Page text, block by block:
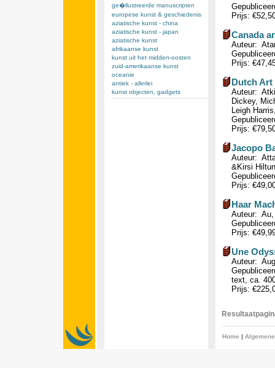
ge�llustreerde manuscripten
europese kunst & geschiedenis
aziatische kunst - china
aziatische kunst - japan
aziatische kunst
afrikaanse kunst
kunst uit het midden-oosten
zuid-amerikaanse kunst
oceanie
antiek - allerlei
kunst objecten, gadgets
Prijs:
Canada
Auteur:
Prijs:
Dutch Art
Auteur:
Dickey,
Leigh
Prijs:
Jacopo
Auteur:
&Kirsi
Prijs:
Haar
Auteur: Au,
Prijs:
Une
Auteur:
text, ca.
Prijs:
Home |